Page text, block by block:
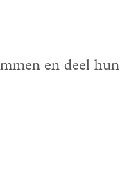
en deel hun